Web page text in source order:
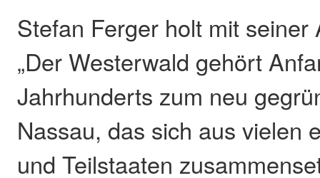
Stefan Ferger holt mit seiner
„Der Westerwald gehört
Jahrhunderts zum neu
Nassau, das sich aus vielen
und Teilstaaten